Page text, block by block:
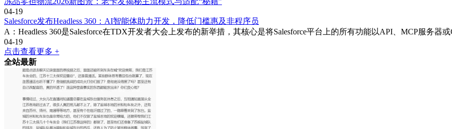
04-19
Salesforce发布Headless 360：AI智能体助力开发，降低门槛惠及非程序员
A：Headless 360是Salesforce在TDX开发者大会上发布的新举措，其核心是将Salesforce平台上的所有功能以API、MCP服务
04-19
点击查看更多 +
全站最新